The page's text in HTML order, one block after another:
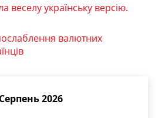
веселу українську версію.
валютних
Серпень 2026